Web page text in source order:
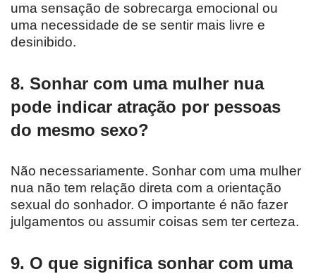
uma sensação de sobrecarga emocional ou
uma necessidade de se sentir mais livre e
desinibido.
8. Sonhar com uma mulher nua
pode indicar atração por pessoas
do mesmo sexo?
Não necessariamente. Sonhar com uma mulher
nua não tem relação direta com a orientação
sexual do sonhador. O importante é não fazer
julgamentos ou assumir coisas sem ter certeza.
9. O que significa sonhar com uma